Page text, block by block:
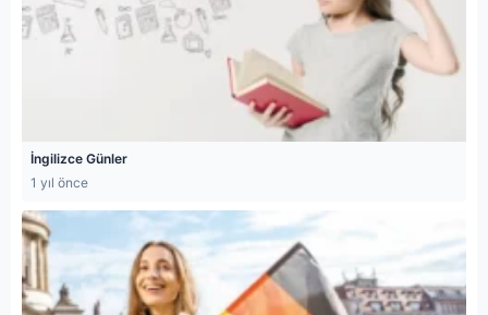
İngilizce Günler
1 yıl önce